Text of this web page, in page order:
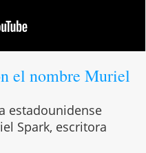
el nombre Muriel
estadounidense
Spark, escritora